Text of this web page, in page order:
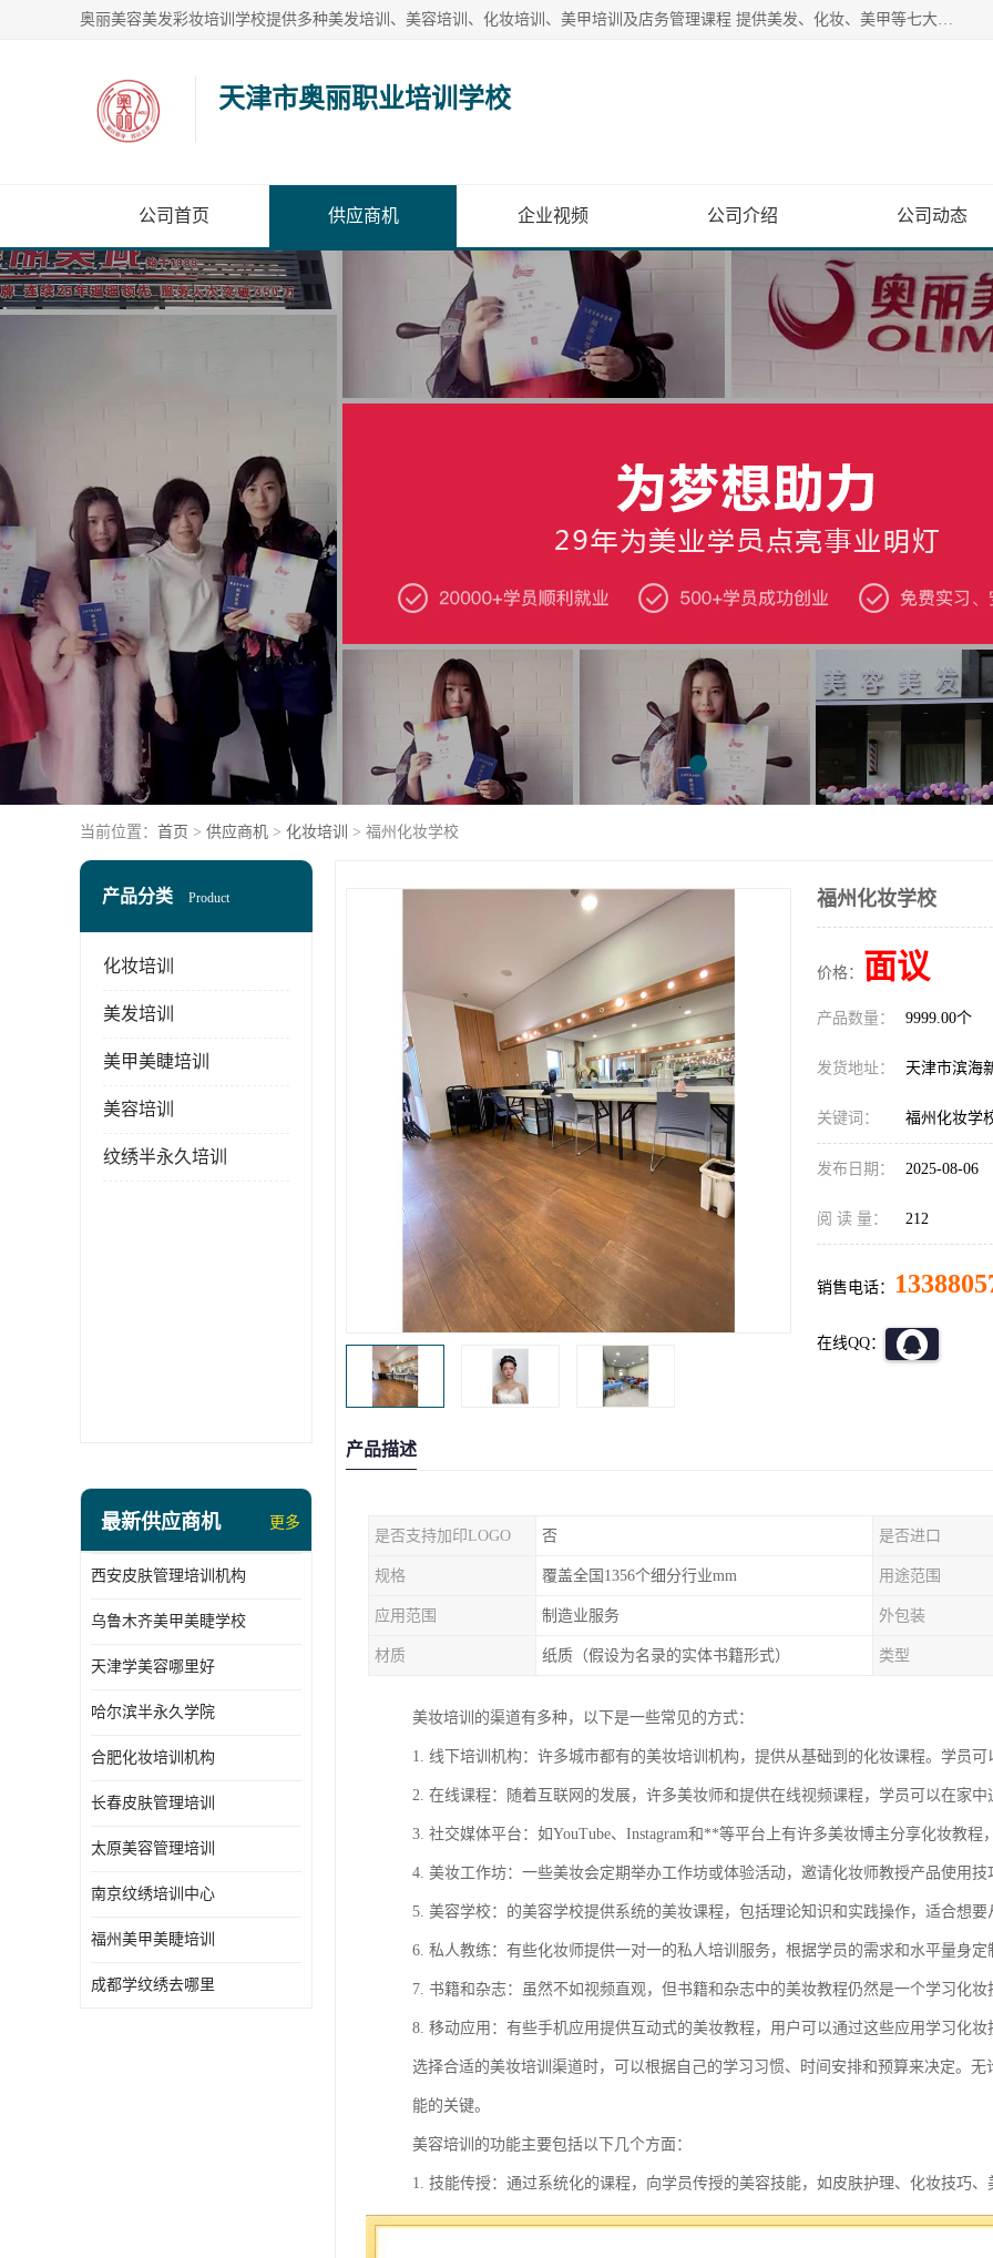
奥丽美容美发彩妆培训学校提供多种美发培训、美容培训、化妆培训、美甲培训及店务管理课程 提供美发、化妆、美甲等七大美业课程
天津市奥丽职业培训学校
公司首页 供应商机 企业视频 公司介绍 公司动态
当前位置： 首页 > 供应商机 > 化妆培训 > 福州化妆学校
产品分类 Product
化妆培训
美发培训
美甲美睫培训
美容培训
纹绣半永久培训
最新供应商机 更多
西安皮肤管理培训机构
乌鲁木齐美甲美睫学校
天津学美容哪里好
哈尔滨半永久学院
合肥化妆培训机构
长春皮肤管理培训
太原美容管理培训
南京纹绣培训中心
福州美甲美睫培训
成都学纹绣去哪里
福州化妆学校
价格： 面议
产品数量： 9999.00个
发货地址： 天津市滨海
关键词： 福州化妆学
发布日期： 2025-08-06
阅 读 量： 212
销售电话：
在线QQ：
产品描述
是否支持加印LOGO 否 是否进口
规格 覆盖全国1356个细分行业mm 用途范围
应用范围 制造业服务 外包装
材质 纸质（假设为名录的实体书籍形式） 类型
美妆培训的渠道有多种，以下是一些常见的方式：
1. 线下培训机构：许多城市都有的美妆培训机构，提供从基础到的化妆课程。学员可
2. 在线课程：随着互联网的发展，许多美妆师和提供在线视频课程，学员可以在家中
3. 社交媒体平台：如YouTube、Instagram和**等平台上有许多美妆博主分享化妆教程
4. 美妆工作坊：一些美妆会定期举办工作坊或体验活动，邀请化妆师教授产品使用技
5. 美容学校：的美容学校提供系统的美妆课程，包括理论知识和实践操作，适合想要
6. 私人教练：有些化妆师提供一对一的私人培训服务，根据学员的需求和水平量身定
7. 书籍和杂志：虽然不如视频直观，但书籍和杂志中的美妆教程仍然是一个学习化妆
8. 移动应用：有些手机应用提供互动式的美妆教程，用户可以通过这些应用学习化妆
选择合适的美妆培训渠道时，可以根据自己的学习习惯、时间安排和预算来决定。
能的关键。
美容培训的功能主要包括以下几个方面：
1. 技能传授：通过系统化的课程，向学员传授的美容技能，如皮肤护理、化妆技巧、
2. 知识普及：提供美容相关的理论知识，包括皮肤科学、化妆品成分、色彩搭配原理